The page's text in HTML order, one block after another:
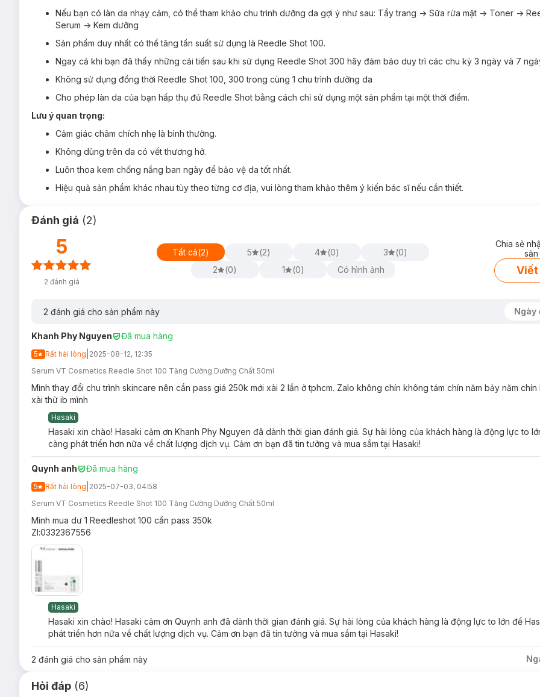
Hướng dẫn bảo quản Serum VT Cosmetics Reedle Shot - Cica Reedle:
Nơi khô ráo thoáng mát.
Tránh ánh nắng trực tiếp, nơi có nhiệt độ cao hoặc ẩm ướt.
Đậy nắp kín sau khi sử dụng.
Lưu ý:
Ngày sản xuất:Xem chi tiết trên bao bì.
Hạn sử dụng:24 tháng kể từ ngày sản xuất.
Nếu bạn có làn da nhạy cảm, có thể tham khảo chu trình dưỡng da gợi ý như sau: Tẩy trang -> Sữa rửa mặt -> Toner ->
Serum -> Kem dưỡng
Sản phẩm duy nhất có thể tăng tần suất sử dụng là Reedle Shot 100.
Ngay cả khi bạn đã thấy những cải tiến sau khi sử dụng Reedle Shot 300 hãy đảm bảo duy trì các chu kỳ 3 ngày và 7
Không sử dụng đồng thời Reedle Shot 100, 300 trong cùng 1 chu trình dưỡng da
Cho phép làn da của bạn hấp thụ đủ Reedle Shot bằng cách chỉ sử dụng một sản phẩm tại một thời điểm.
Lưu ý quan trọng:
Cảm giác châm chích nhẹ là bình thường.
Không dùng trên da có vết thương hở.
Luôn thoa kem chống nắng ban ngày để bảo vệ da tốt nhất.
Hiệu quả sản phẩm khác nhau tùy theo từng cơ địa, vui lòng tham khảo thêm ý kiến bác sĩ nếu cần thiết.
Đánh giá (2)
5
2 đánh giá
Tất cả(2) 5 (2) 4 (0) 3 (0)
2
(0) 1 (0) Có hình ảnh
Chia sẻ
Viết
2 đánh giá cho sản phẩm này Ngày
Khanh Phy Nguyen Đã mua hàng
5 Rất hài lòng 2025-08-12, 12:35
Serum VT Cosmetics Reedle Shot 100 Tăng Cường Dưỡng Chất 50ml
Mình thay đổi chu trình skincare nên cần pass giá 250k mới xài 2 lần ở tphcm. Zalo không chín không tám chín năm bảy năm chín
xài thử ib mình
Hasaki
Hasaki xin chào! Hasaki cảm ơn Khanh Phy Nguyen đã dành thời gian đánh giá. Sự hài lòng của khách hàng là động lực to
càng phát triển hơn nữa về chất lượng dịch vụ. Cảm ơn bạn đã tin tưởng và mua sắm tại Hasaki!
Quynh anh Đã mua hàng
5 Rất hài lòng 2025-07-03, 04:58
Serum VT Cosmetics Reedle Shot 100 Tăng Cường Dưỡng Chất 50ml
Mình mua dư 1 Reedleshot 100 cần pass 350k
Zl:0332367556
Hasaki
Hasaki xin chào! Hasaki cảm ơn Quynh anh đã dành thời gian đánh giá. Sự hài lòng của khách hàng là động lực to lớn để
phát triển hơn nữa về chất lượng dịch vụ. Cảm ơn bạn đã tin tưởng và mua sắm tại Hasaki!
2 đánh giá cho sản phẩm này
Hỏi đáp (6)